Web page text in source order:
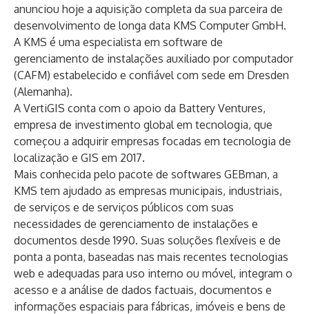
anunciou hoje a aquisição completa da sua parceira de
desenvolvimento de longa data KMS Computer GmbH.
A KMS é uma especialista em software de
gerenciamento de instalações auxiliado por computador
(CAFM) estabelecido e confiável com sede em Dresden
(Alemanha).
A VertiGIS conta com o apoio da Battery Ventures,
empresa de investimento global em tecnologia, que
começou a adquirir empresas focadas em tecnologia de
localização e GIS em 2017.
Mais conhecida pelo pacote de softwares GEBman, a
KMS tem ajudado as empresas municipais, industriais,
de serviços e de serviços públicos com suas
necessidades de gerenciamento de instalações e
documentos desde 1990. Suas soluções flexíveis e de
ponta a ponta, baseadas nas mais recentes tecnologias
web e adequadas para uso interno ou móvel, integram o
acesso e a análise de dados factuais, documentos e
informações espaciais para fábricas, imóveis e bens de